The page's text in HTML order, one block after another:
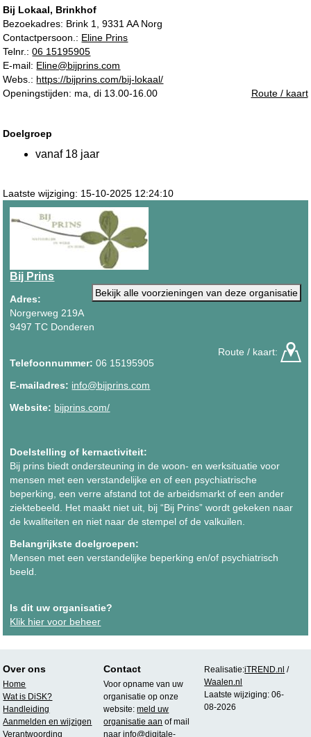
Bij Lokaal, Brinkhof
Bezoekadres: Brink 1, 9331 AA Norg
Contactpersoon.: Eline Prins
Telnr.:06 15195905
E-mail: Eline@bijprins.com
Webs.: https://bijprins.com/bij-lokaal/
Openingstijden: ma, di 13.00-16.00
Route / kaart
Doelgroep
vanaf 18 jaar
Laatste wijziging: 15-10-2025 12:24:10
Bij Prins
Bekijk alle voorzieningen van deze organisatie
Adres:
Norgerweg 219A
9497 TC Donderen
Route / kaart:
Telefoonnummer: 06 15195905
E-mailadres: info@bijprins.com
Website: bijprins.com/
Doelstelling of kernactiviteit:
Bij prins biedt ondersteuning in de woon- en werksituatie voor
mensen met een verstandelijke en of een psychiatrische
beperking, een verre afstand tot de arbeidsmarkt of een ander
ziektebeeld. Het maakt niet uit, bij “Bij Prins” wordt gekeken naar
de kwaliteiten en niet naar de stempel of de valkuilen.
Belangrijkste doelgroepen:
Mensen met een verstandelijke beperking en/of psychiatrisch
beeld.
Is dit uw organisatie?
Klik hier voor beheer
Over ons
Home
Wat is DiSK?
Handleiding
Aanmelden en wijzigen
Verantwoording
Contact
Voor opname van uw
organisatie op onze
website:meld uw
organisatie aan of mail
naarinfo@digitale-
Realisatie:iTREND.nl /
Waalen.nl
Laatste wijziging: 06-
08-2026